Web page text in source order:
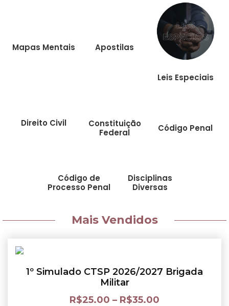
Mapas Mentais Apostilas
Leis Especiais
Direito Civil
Constituição
Federal
Código Penal
Código de
Processo Penal
Disciplinas
Diversas
Mais Vendidos
1º Simulado CTSP 2026/2027 Brigada
Militar
R$25.00 – R$35.00